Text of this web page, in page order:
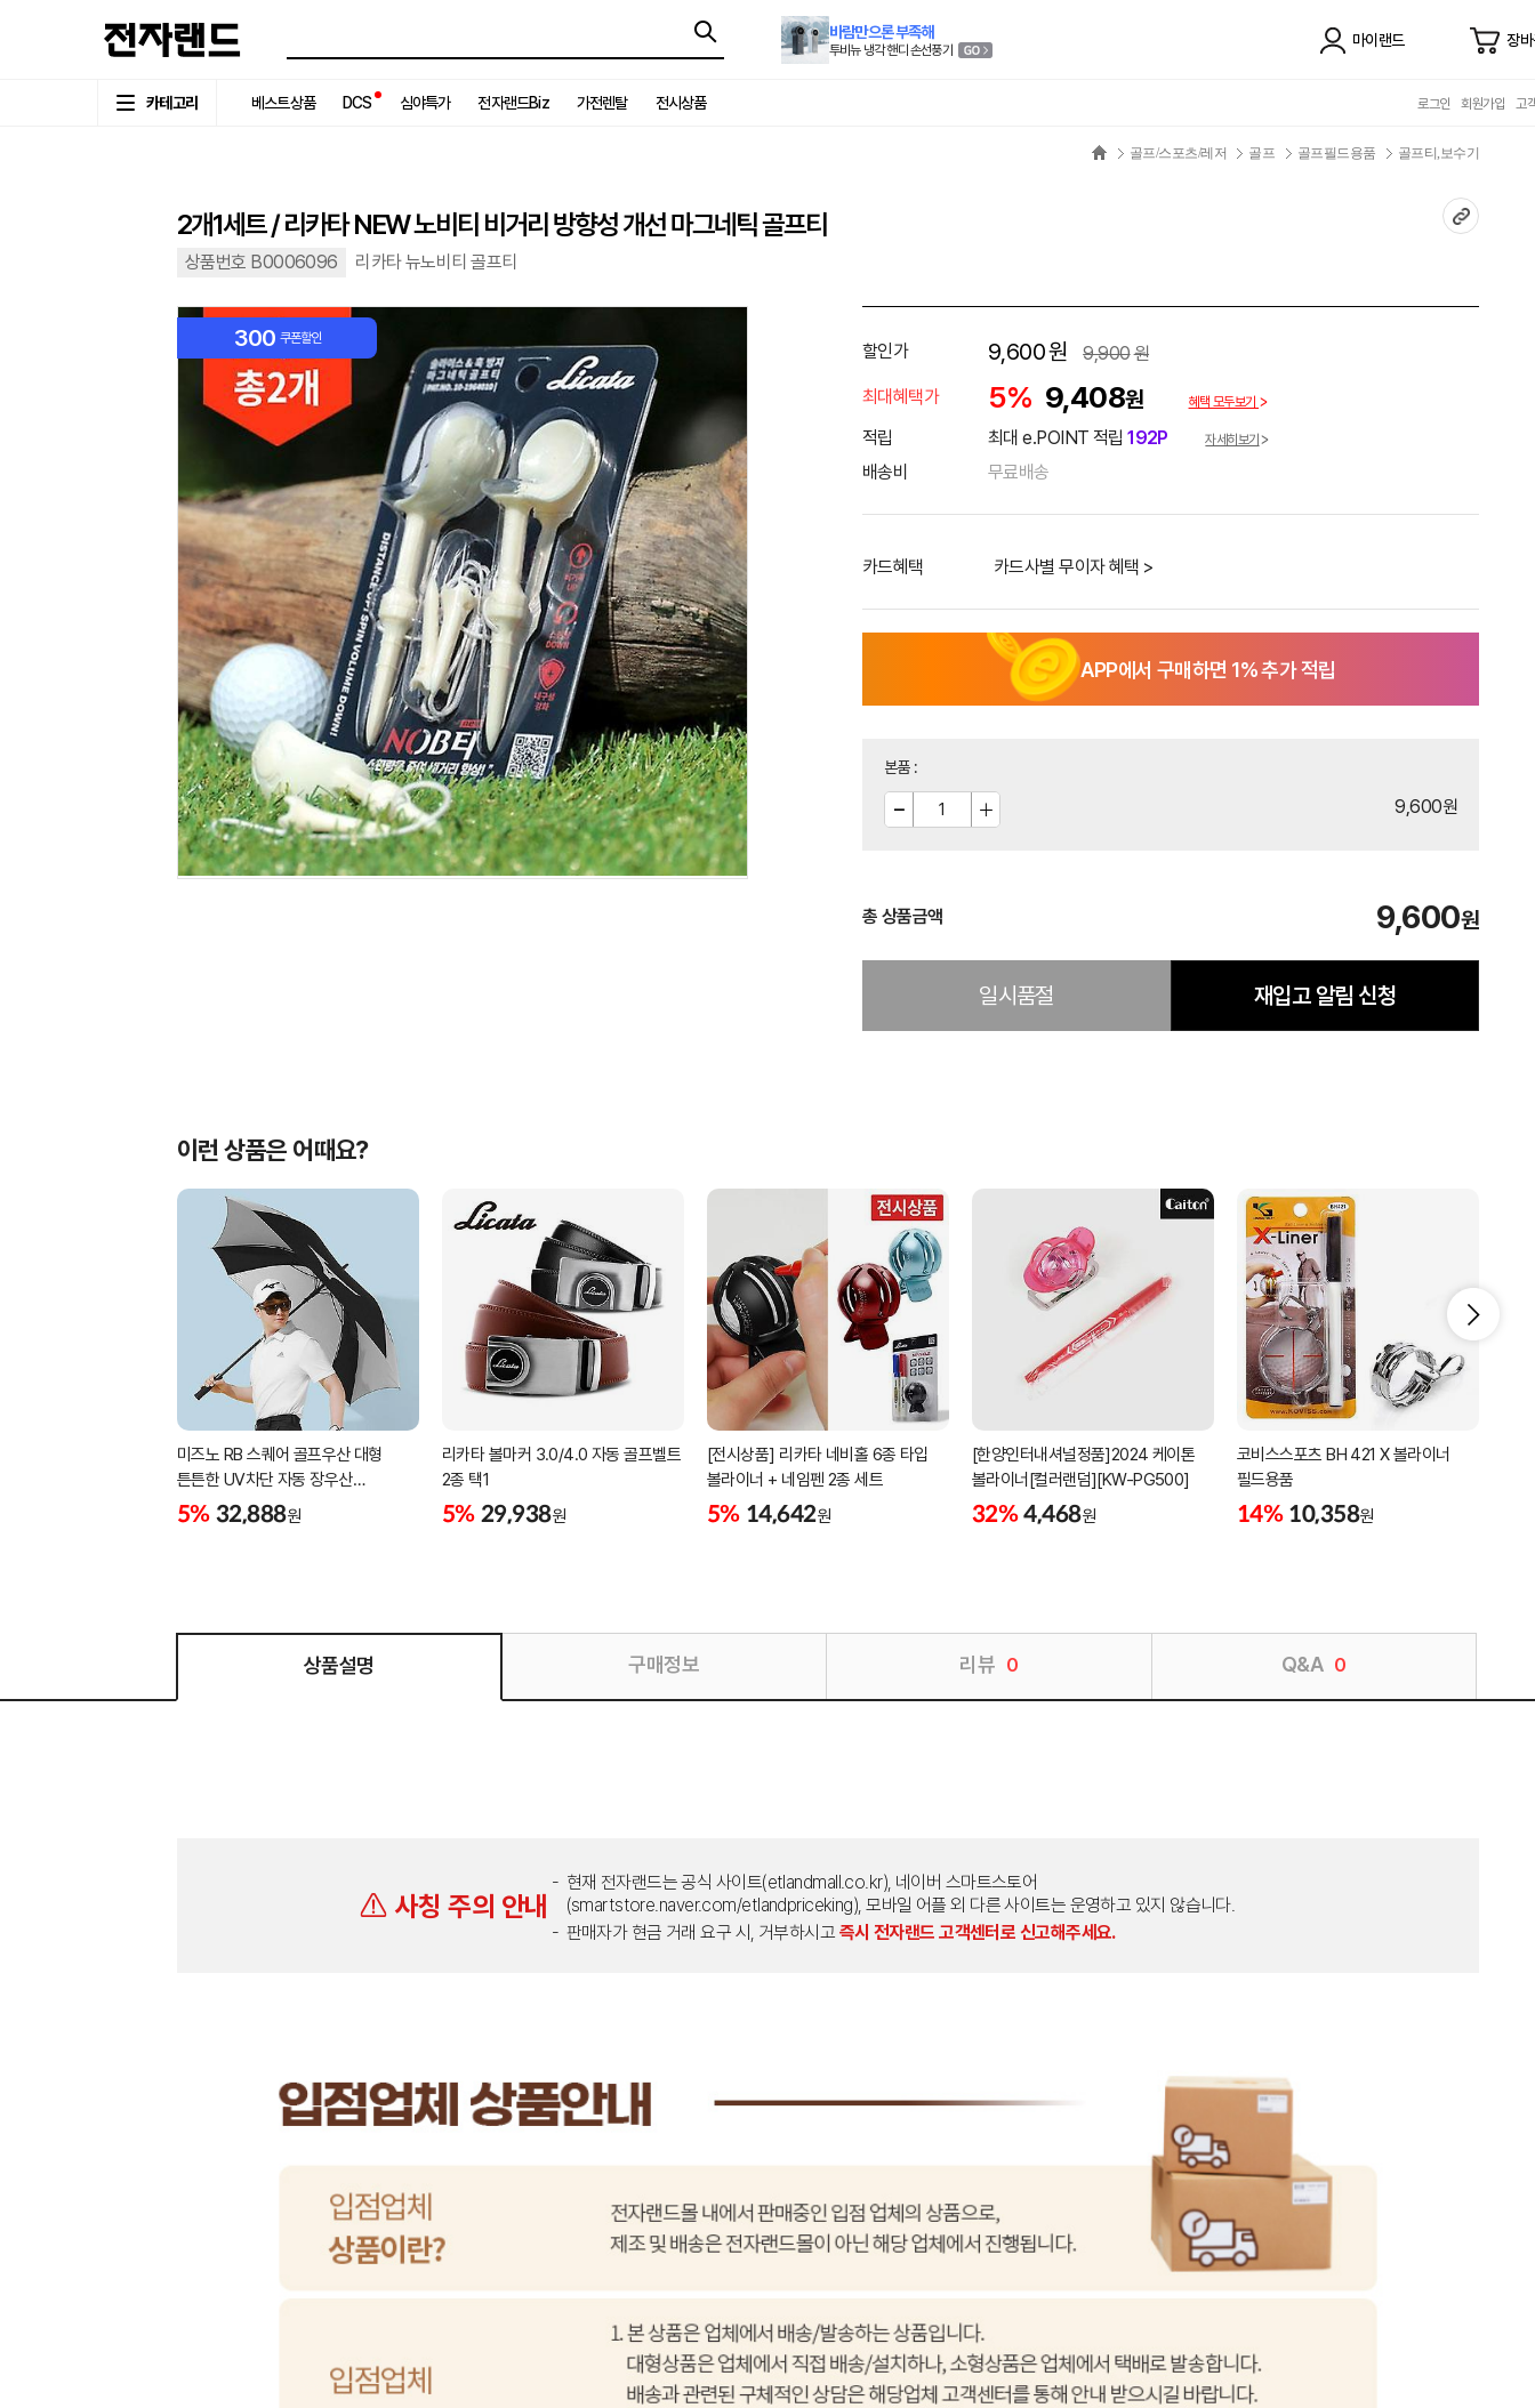
바람만으론 부족해
투비뉴 냉각 핸디 손선풍기
마이랜드 장
카테고리 베스트상품 DCS 심야특가 전자랜드Biz 가전렌탈 전시상품 로그인 회원가입 고
골프/스포츠/레저 골프 골프필드용품 골프티,보수기
2개1세트 / 리카타 NEW 노비티 비거리 방향성 개선 마그네틱 골프티
상품번호 B0006096 리카타 뉴노비티 골프티
300 쿠폰할인
할인가 9,600원 9,900원
최대혜택가
5% 9,408원 혜택 모두보기
적립 최대 e.POINT 적립192P 자세히보기
배송비 무료배송
카드혜택 카드사별 무이자 혜택 >
APP에서 구매하면 1% 추가 적립
본품:
9,600원
총 상품금액 9,600원
일시품절 재입고 알림 신청
이런 상품은 어때요?
미즈노 RB 스퀘어 골프우산 대형
튼튼한 UV차단 자동 장우산
5LKY22100
5% 32,888원
리카타 볼마커 3.0/4.0 자동 골프벨트
2종 택1
5% 29,938원
[전시상품] 리카타 네비홀 6종 타입
볼라이너 + 네임펜 2종 세트
5% 14,642원
[한양인터내셔널정품]2024 케이톤
볼라이너[컬러랜덤][KW-PG500]
32% 4,468원
코비스스포츠 BH 421 X 볼라이너
필드용품
14% 10,358원
상품설명 구매정보 리뷰 0 Q&A 0
사칭 주의 안내
현재 전자랜드는 공식 사이트(etlandmall.co.kr), 네이버 스마트스토어
(smartstore.naver.com/etlandpriceking), 모바일 어플 외 다른 사이트는 운영하고 있지 않습니다.
판매자가 현금 거래 요구 시, 거부하시고 즉시 전자랜드 고객센터로 신고해주세요.